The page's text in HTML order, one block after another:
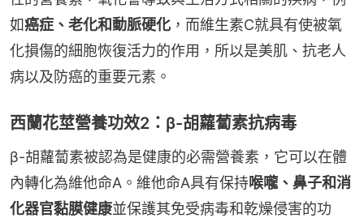
如癌症、老化和動脈硬化 ，而維生素C就具有使被氧
化損傷的細胞恢復活力的作用，所以是美肌、抗老人
病以及防癌的重要元素。
西蘭花莖營養功效2：β-胡蘿蔔素抗病毒
β-胡蘿蔔素被認為是健康的必需營養素，它可以在體
內轉化為維他命A。維他命A具有保持喉嚨、鼻子和消
化器官黏膜健康並保護其免受病毒和乾燥侵害的功